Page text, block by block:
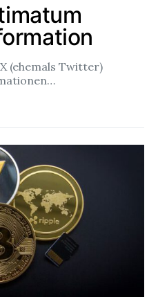
(ehemals Twitter)